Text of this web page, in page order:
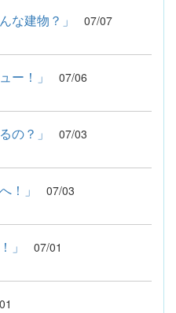
な建物？」 07/07
ー！」 07/06
の？」 07/03
！」 07/03
」 07/01